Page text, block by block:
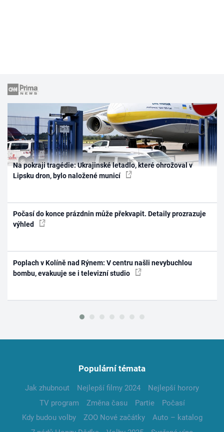
Na pokraji tragédie: Ukrajinské letadlo, které ohrožoval v
Lipsku dron, bylo naložené municí
Počasí do konce prázdnin může překvapit. Detaily prozrazuje
výhled
Poplach v Kolíně nad Rýnem: V centru našli nevybuchlou
bombu, evakuuje se i televizní studio
Populární témata
Jak zhubnout Nejlepší filmy 2024
Nejlepší horory
TV program
Změna času Partie
Počasí
Kdy budou volby
ZOO Nové začátky
Auto – katalog